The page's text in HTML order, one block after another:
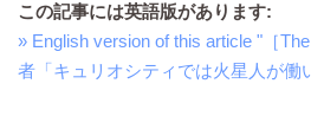
この記事には英語版があります:
» English version of this article "［
者「キュリオシティでは火星人が働